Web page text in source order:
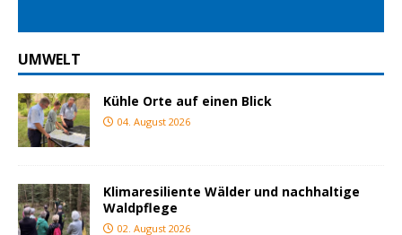
UMWELT
Kühle Orte auf einen Blick
04. August 2026
Klimaresiliente Wälder und nachhaltige
Waldpflege
02. August 2026